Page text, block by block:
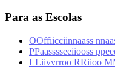
Para as Escolas
OOffiicciinnaass nnaa
PPaasssseeiiooss ppee
LLiivvrroo RRiioo M